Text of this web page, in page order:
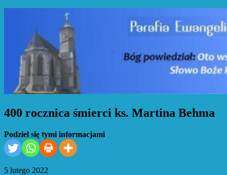
400 rocznica śmierci ks. Martina Behma
Podziel się tymi informacjami
5 lutego 2022